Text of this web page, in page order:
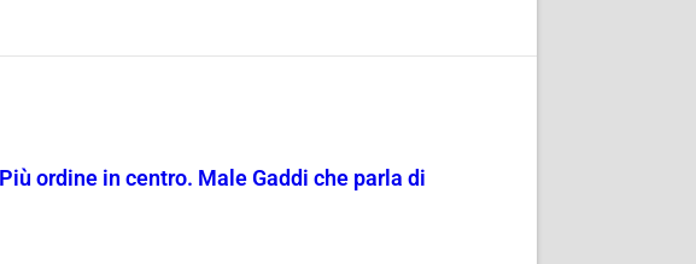
ordine in centro. Male Gaddi che parla di